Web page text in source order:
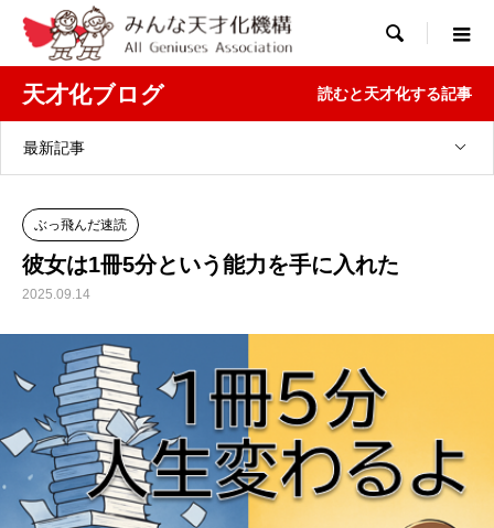

天才化ブログ 読むと天才化する記事
最新記事
ぶっ飛んだ速読
彼女は1冊5分という能力を手に入れた
2025.09.14